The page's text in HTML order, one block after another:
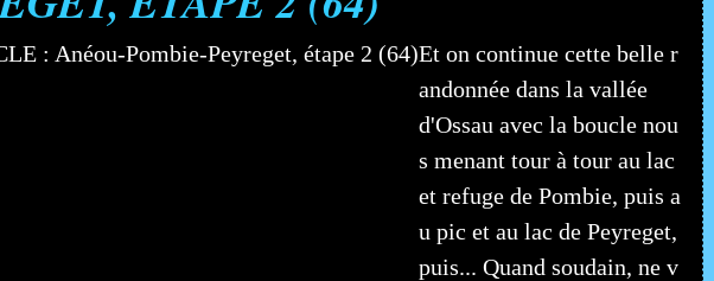
Et on continue cette belle r
andonnée dans la vallée
d'Ossau avec la boucle nou
s menant tour à tour au lac
et refuge de Pombie, puis a
u pic et au lac de Peyreget,
puis... Quand soudain, ne v